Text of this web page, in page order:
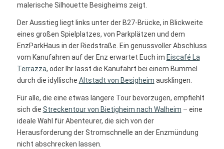
malerische Silhouette Besigheims zeigt.
Der Ausstieg liegt links unter der B27-Brücke, in Blickweite
eines großen Spielplatzes, von Parkplätzen und dem
EnzParkHaus in der Riedstraße. Ein genussvoller Abschluss
vom Kanufahren auf der Enz erwartet Euch im Eiscafé La
Terrazza, oder Ihr lasst die Kanufahrt bei einem Bummel
durch die idyllische Altstadt von Besigheim ausklingen.
Für alle, die eine etwas längere Tour bevorzugen, empfiehlt
sich die Streckentour von Bietigheim nach Walheim – eine
ideale Wahl für Abenteurer, die sich von der
Herausforderung der Stromschnelle an der Enzmündung
nicht abschrecken lassen.